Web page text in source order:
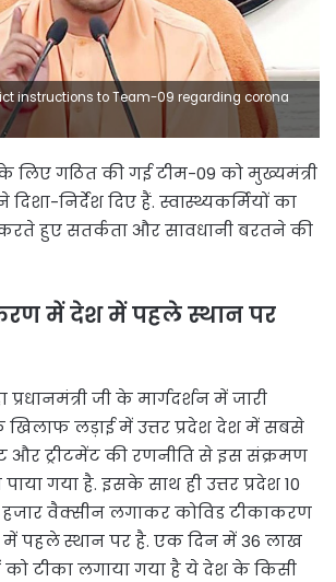
instructions to Team-09 regarding corona
लिए गठित की गई टीम-09 को मुख्यमंत्री
निर्देश दिए हैं. स्वास्थ्यकर्मियों का
हुए सतर्कता और सावधानी बरतने की
में देश में पहले स्थान पर
जी के मार्गदर्शन में जारी
खिलाफ लड़ाई में उत्तर प्रदेश देश में सबसे
और ट्रीटमेंट की रणनीति से इस संक्रमण
पाया गया है. इसके साथ ही उत्तर प्रदेश 10
वैक्सीन लगाकर कोविड टीकाकरण
पहले स्थान पर है. एक दिन में 36 लाख
को टीका लगाया गया है ये देश के किसी